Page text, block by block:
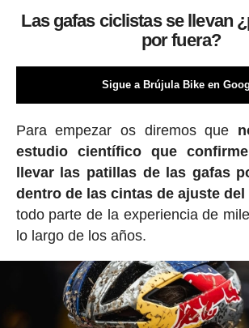
Las gafas ciclistas se llevan
por fuera?
Sigue a Brújula Bike en
Para empezar os diremos que
estudio científico que
llevar las patillas de las gafas
dentro de las cintas de ajuste del
todo parte de la experiencia de
lo largo de los años.